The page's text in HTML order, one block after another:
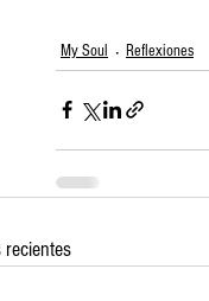
My Soul Reflexiones
recientes